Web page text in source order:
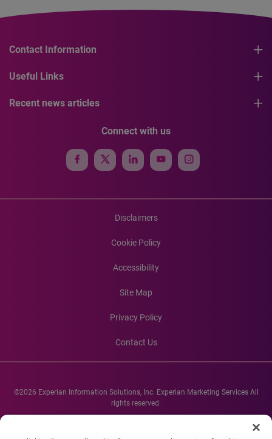
Contact Information
Useful Links
Recent news articles
Connect with us
Disclaimers
Cookie Policy
Accessibility
Site Map
Privacy Policy
Contact Us
©2026 Experian Information Solutions, Inc. Experian Marketing Services All
rights reserved.
Experian and the Experian marks used herein are service marks or registered